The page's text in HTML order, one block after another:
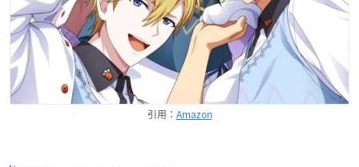
引用： Amazon